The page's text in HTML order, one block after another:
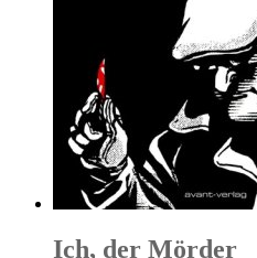
Ich, der Mörder